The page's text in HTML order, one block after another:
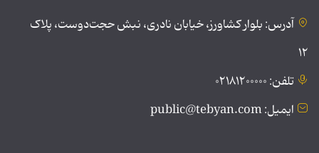
آدرس: بلوار کشاورز، خیابان نادری، نبش حجت‌دوست، پلاک
۱۲
تلفن: ۰۲۱۸۱۲۰۰۰۰۰
ایمیل: public@tebyan.com